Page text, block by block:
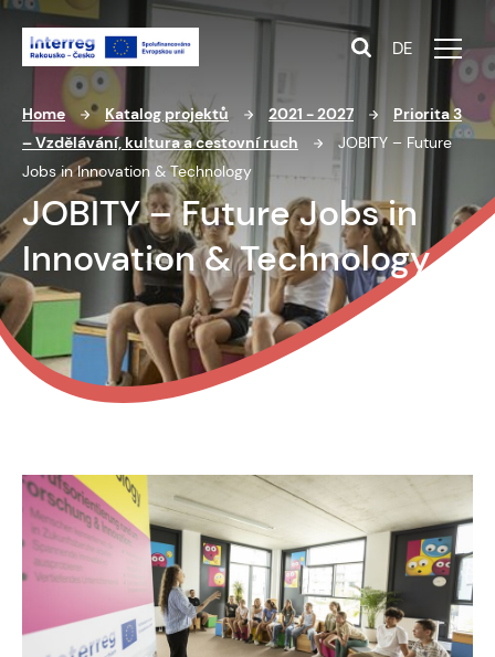
DE
Home Katalog projektů 2021 - 2027
Priorita 3
– Vzdělávání, kultura a cestovní ruch
JOBITY – Future
Jobs in Innovation & Technology
JOBITY – Future Jobs in
Innovation & Technology